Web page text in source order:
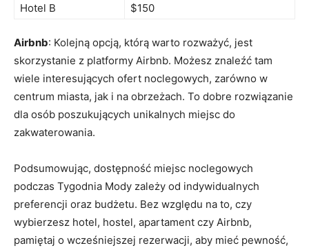
Hotel B
$150
Airbnb: Kolejną opcją, którą warto rozważyć, jest
skorzystanie z platformy Airbnb. Możesz znaleźć tam
wiele interesujących ofert ⁤noclegowych, zarówno w
centrum miasta, jak i na obrzeżach. To dobre ‍rozwiązanie
dla osób poszukujących unikalnych⁤ miejsc do
zakwaterowania.
Podsumowując, dostępność miejsc noclegowych
podczas Tygodnia Mody zależy od indywidualnych
preferencji oraz budżetu. Bez względu na to, czy
wybierzesz hotel, hostel, apartament czy Airbnb,
pamiętaj o wcześniejszej rezerwacji, aby mieć pewność,⁣